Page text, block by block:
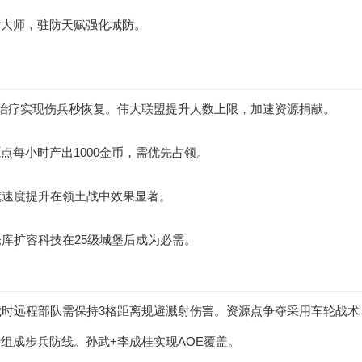
师，驻防天赋强化城防。
实现伤兵秒恢复。伟大联盟提升人数上限，加速资源捐献。
每小时产出1000金币，需优先占领。
度提升在领土战中效果显著。
扩容科技在25级城堡后成为必需。
远程部队需保持3格距离规避溅射伤害。资源点争夺采用车轮战
成步兵防线。孙武+李成桂实现AOE覆盖。